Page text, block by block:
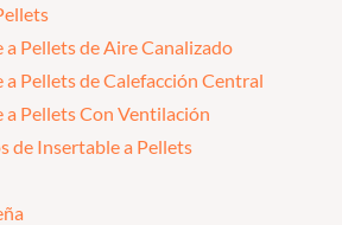
a Pellets de Aire Canalizado
a Pellets de Calefacción Central
a Pellets Con Ventilación
de Insertable a Pellets